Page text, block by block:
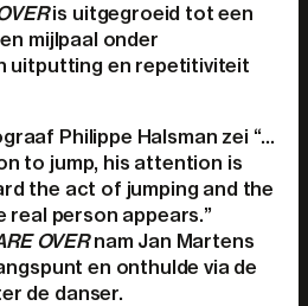
is uitgegroeid tot een
mijlpaal onder
uitputting en repetitiviteit
Philippe Halsman zei “…
to jump, his attention is
the act of jumping and the
person appears.”
OVERnam Jan Martens
en onthulde via de
de danser.